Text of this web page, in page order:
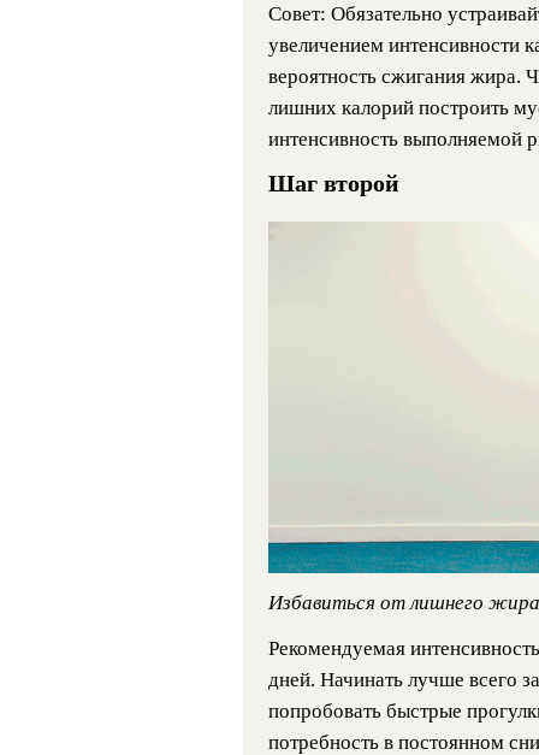
Совет: Обязательно
увеличением интенсивности
вероятность сжигания жира.
лишних калорий построить
интенсивность выполняемой
Шаг второй
Избавиться от лишнего
Рекомендуемая
дней. Начинать лучше всего
попробовать быстрые
потребность в постоянном